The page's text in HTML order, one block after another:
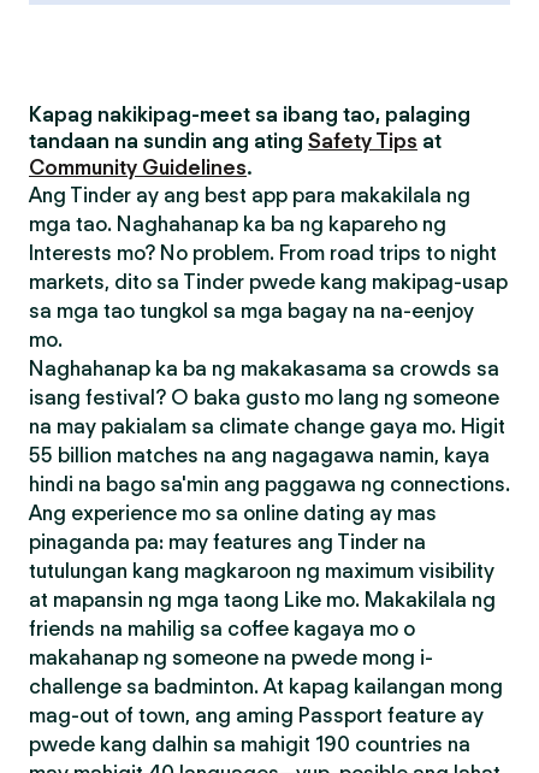
Kapag nakikipag-meet sa ibang tao, palaging
tandaan na sundin ang ating Safety Tips at
Community Guidelines.
Ang Tinder ay ang best app para makakilala ng
mga tao. Naghahanap ka ba ng kapareho ng
Interests mo? No problem. From road trips to night
markets, dito sa Tinder pwede kang makipag-usap
sa mga tao tungkol sa mga bagay na na-eenjoy
mo.
Naghahanap ka ba ng makakasama sa crowds sa
isang festival? O baka gusto mo lang ng someone
na may pakialam sa climate change gaya mo. Higit
55 billion matches na ang nagagawa namin, kaya
hindi na bago sa'min ang paggawa ng connections.
Ang experience mo sa online dating ay mas
pinaganda pa: may features ang Tinder na
tutulungan kang magkaroon ng maximum visibility
at mapansin ng mga taong Like mo. Makakilala ng
friends na mahilig sa coffee kagaya mo o
makahanap ng someone na pwede mong i-
challenge sa badminton. At kapag kailangan mong
mag-out of town, ang aming Passport feature ay
pwede kang dalhin sa mahigit 190 countries na